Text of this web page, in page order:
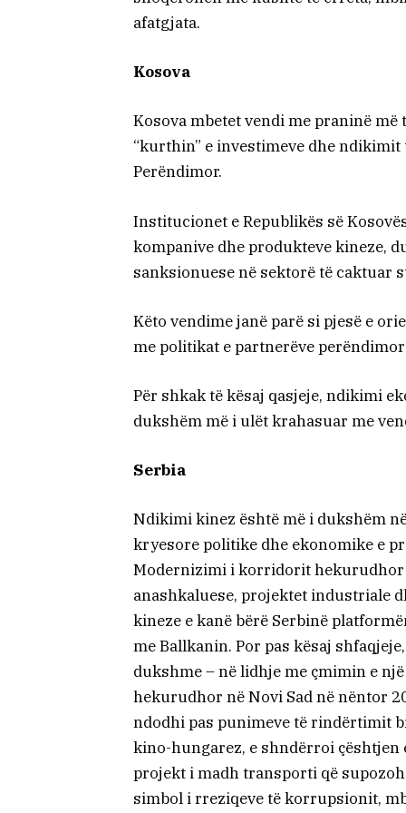
afatgjata.
Kosova
Kosova mbetet vendi me praninë
“kurthin” e investimeve dhe
Perëndimor.
Institucionet e Republikës së
kompanive dhe produkteve kineze,
sanksionuese në sektorë të caktuar
Këto vendime janë parë si pjesë e
me politikat e partnerëve
Për shkak të kësaj qasjeje, ndikimi
dukshëm më i ulët krahasuar me
Serbia
Ndikimi kinez është më i dukshëm
kryesore politike dhe ekonomike e
Modernizimi i korridorit hekurudhor
anashkaluese, projektet industriale
kineze e kanë bërë Serbinë
me Ballkanin. Por pas kësaj
dukshme – në lidhje me çmimin e
hekurudhor në Novi Sad në nëntor
ndodhi pas punimeve të rindërtimit
kino-hungarez, e shndërroi
projekt i madh transporti që
simbol i rreziqeve të korrupsionit,